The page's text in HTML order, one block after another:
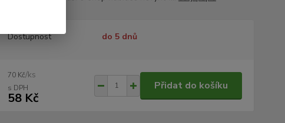
Dostupnost do 5 dnů
70 Kč/ks
58 Kč
Přidat do košíku